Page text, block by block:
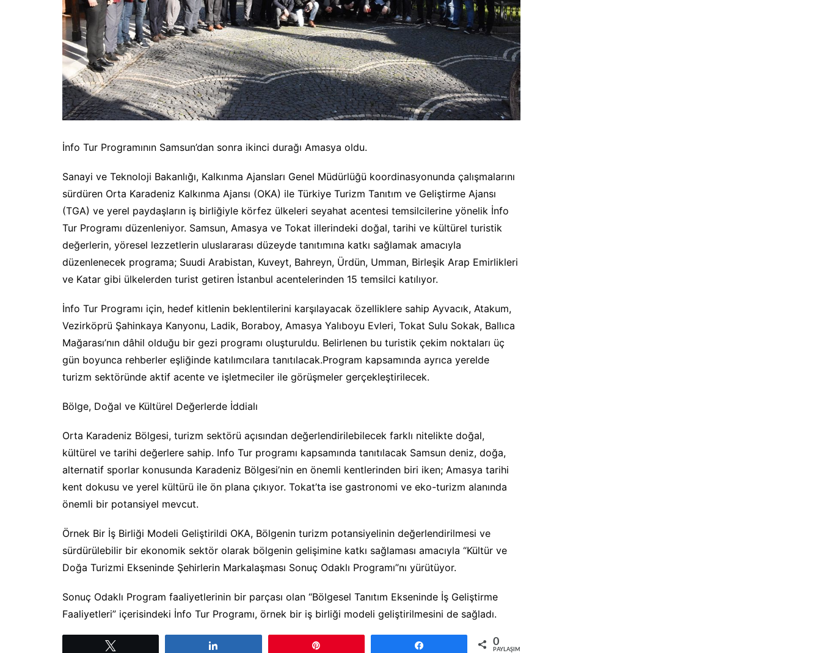
İnfo Tur Programının Samsun’dan sonra ikinci durağı Amasya oldu.
Sanayi ve Teknoloji Bakanlığı, Kalkınma Ajansları Genel Müdürlüğü koordinasyonunda çalışmalarını
sürdüren Orta Karadeniz Kalkınma Ajansı (OKA) ile Türkiye Turizm Tanıtım ve Geliştirme Ajansı
(TGA) ve yerel paydaşların iş birliğiyle körfez ülkeleri seyahat acentesi temsilcilerine yönelik İnfo
Tur Programı düzenleniyor. Samsun, Amasya ve Tokat illerindeki doğal, tarihi ve kültürel turistik
değerlerin, yöresel lezzetlerin uluslararası düzeyde tanıtımına katkı sağlamak amacıyla
düzenlenecek programa; Suudi Arabistan, Kuveyt, Bahreyn, Ürdün, Umman, Birleşik Arap Emirlikleri
ve Katar gibi ülkelerden turist getiren İstanbul acentelerinden 15 temsilci katılıyor.
İnfo Tur Programı için, hedef kitlenin beklentilerini karşılayacak özelliklere sahip Ayvacık, Atakum,
Vezirköprü Şahinkaya Kanyonu, Ladik, Boraboy, Amasya Yalıboyu Evleri, Tokat Sulu Sokak, Ballıca
Mağarası’nın dâhil olduğu bir gezi programı oluşturuldu. Belirlenen bu turistik çekim noktaları üç
gün boyunca rehberler eşliğinde katılımcılara tanıtılacak.Program kapsamında ayrıca yerelde
turizm sektöründe aktif acente ve işletmeciler ile görüşmeler gerçekleştirilecek.
Bölge, Doğal ve Kültürel Değerlerde İddialı
Orta Karadeniz Bölgesi, turizm sektörü açısından değerlendirilebilecek farklı nitelikte doğal,
kültürel ve tarihi değerlere sahip. Info Tur programı kapsamında tanıtılacak Samsun deniz, doğa,
alternatif sporlar konusunda Karadeniz Bölgesi’nin en önemli kentlerinden biri iken; Amasya tarihi
kent dokusu ve yerel kültürü ile ön plana çıkıyor. Tokat’ta ise gastronomi ve eko-turizm alanında
önemli bir potansiyel mevcut.
Örnek Bir İş Birliği Modeli Geliştirildi OKA, Bölgenin turizm potansiyelinin değerlendirilmesi ve
sürdürülebilir bir ekonomik sektör olarak bölgenin gelişimine katkı sağlaması amacıyla “Kültür ve
Doğa Turizmi Ekseninde Şehirlerin Markalaşması Sonuç Odaklı Programı”nı yürütüyor.
Sonuç Odaklı Program faaliyetlerinin bir parçası olan “Bölgesel Tanıtım Ekseninde İş Geliştirme
Faaliyetleri” içerisindeki İnfo Tur Programı, örnek bir iş birliği modeli geliştirilmesini de sağladı.
0
PAYLAŞIMLAR